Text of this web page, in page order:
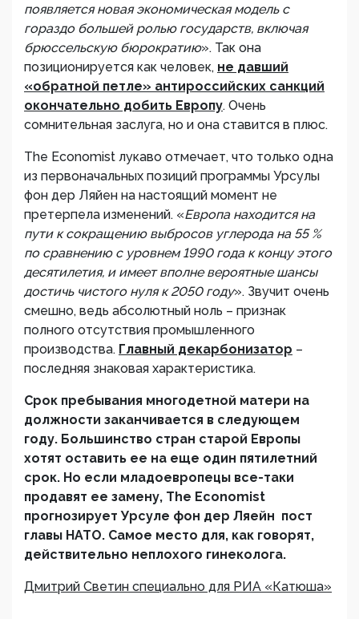
появляется новая экономическая модель с
гораздо большей ролью государств, включая
брюссельскую бюрократию». Так она
позиционируется как человек, не давший
«обратной петле» антироссийских санкций
окончательно добить Европу. Очень
сомнительная заслуга, но и она ставится в плюс.
The Economist лукаво отмечает, что только одна
из первоначальных позиций программы Урсулы
фон дер Ляйен на настоящий момент не
претерпела изменений. «Европа находится на
пути к сокращению выбросов углерода на 55 %
по сравнению с уровнем 1990 года к концу этого
десятилетия, и имеет вполне вероятные шансы
достичь чистого нуля к 2050 году». Звучит очень
смешно, ведь абсолютный ноль – признак
полного отсутствия промышленного
производства. Главный декарбонизатор –
последняя знаковая характеристика.
Срок пребывания многодетной матери на
должности заканчивается в следующем
году. Большинство стран старой Европы
хотят оставить ее на еще один пятилетний
срок. Но если младоевропецы все-таки
продавят ее замену, The Economist
прогнозирует Урсуле фон дер Ляейн пост
главы НАТО. Самое место для, как говорят,
действительно неплохого гинеколога.
Дмитрий Светин специально для РИА «Катюша»